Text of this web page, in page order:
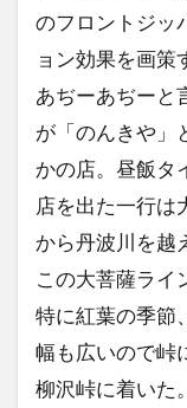
のフロントジッ
ョン効果を画策
あぢーあぢーと
が「のんきや」
かの店。昼飯タ
店を出た一行は
から丹波川を越
この大菩薩ライ
特に紅葉の季節
幅も広いので峠
柳沢峠に着いた